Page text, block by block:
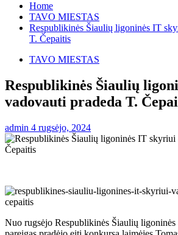
Home
TAVO MIESTAS
Respublikinės Šiaulių ligoninės IT
T. Čepaitis
TAVO MIESTAS
Respublikinės Šiaulių
vadovauti pradeda T.
admin 4 rugsėjo, 2024
Nuo rugsėjo Respublikinės Šiaulių